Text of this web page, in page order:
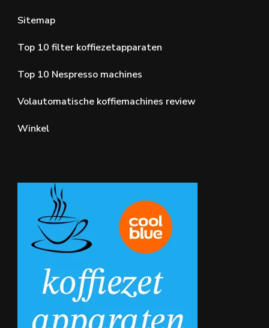
Sitemap
Top 10 filter koffiezetapparaten
Top 10 Nespresso machines
Volautomatische koffiemachines review
Winkel